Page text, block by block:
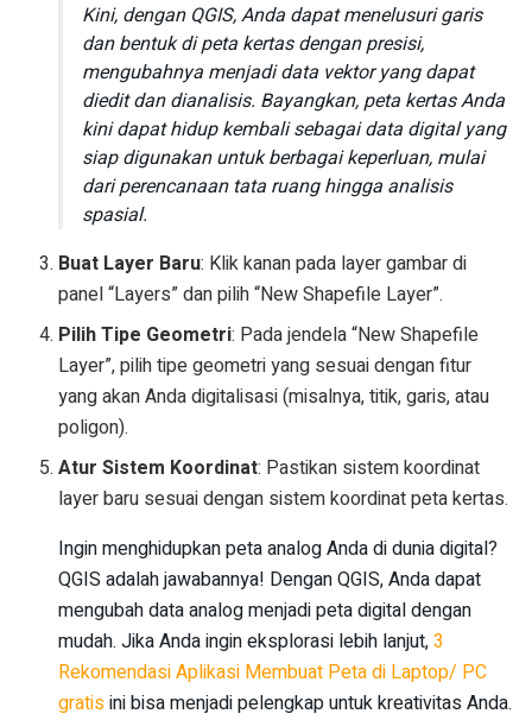
Kini, dengan QGIS, Anda dapat menelusuri garis
dan bentuk di peta kertas dengan presisi,
mengubahnya menjadi data vektor yang dapat
diedit dan dianalisis. Bayangkan, peta kertas Anda
kini dapat hidup kembali sebagai data digital yang
siap digunakan untuk berbagai keperluan, mulai
dari perencanaan tata ruang hingga analisis
spasial.
Buat Layer Baru: Klik kanan pada layer gambar di
panel “Layers” dan pilih “New Shapefile Layer”.
Pilih Tipe Geometri: Pada jendela “New Shapefile
Layer”, pilih tipe geometri yang sesuai dengan fitur
yang akan Anda digitalisasi (misalnya, titik, garis, atau
poligon).
Atur Sistem Koordinat: Pastikan sistem koordinat
layer baru sesuai dengan sistem koordinat peta kertas.
Ingin menghidupkan peta analog Anda di dunia digital?
QGIS adalah jawabannya! Dengan QGIS, Anda dapat
mengubah data analog menjadi peta digital dengan
mudah. Jika Anda ingin eksplorasi lebih lanjut,3
Rekomendasi Aplikasi Membuat Peta di Laptop/ PC
gratisini bisa menjadi pelengkap untuk kreativitas Anda.